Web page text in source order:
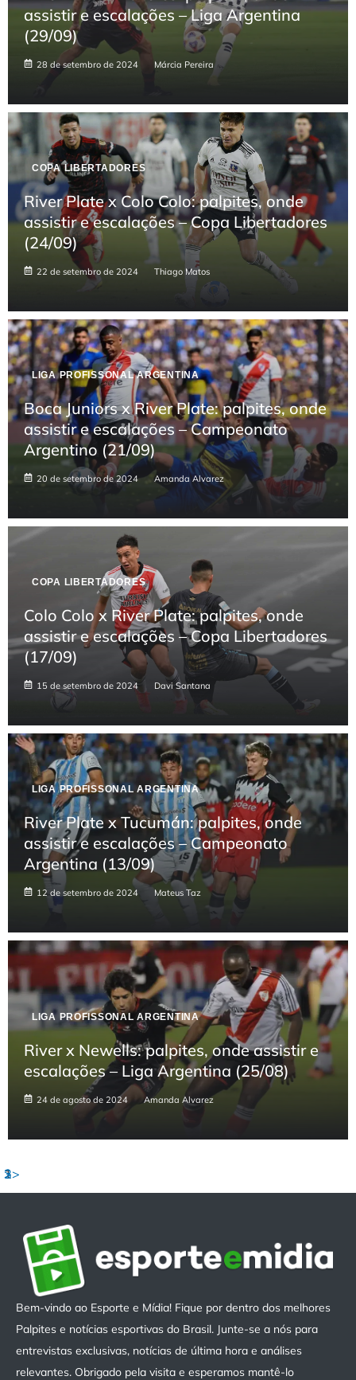
assistir e escalações – Liga Argentina
(29/09)
28 de setembro de 2024 Márcia Pereira
COPA LIBERTADORES
River Plate x Colo Colo: palpites, onde
assistir e escalações – Copa Libertadores
(24/09)
22 de setembro de 2024 Thiago Matos
LIGA PROFISSONAL ARGENTINA
Boca Juniors x River Plate: palpites, onde
assistir e escalações – Campeonato
Argentino (21/09)
20 de setembro de 2024 Amanda Alvarez
COPA LIBERTADORES
Colo Colo x River Plate: palpites, onde
assistir e escalações – Copa Libertadores
(17/09)
15 de setembro de 2024 Davi Santana
LIGA PROFISSONAL ARGENTINA
River Plate x Tucumán: palpites, onde
assistir e escalações – Campeonato
Argentina (13/09)
12 de setembro de 2024 Mateus Taz
LIGA PROFISSONAL ARGENTINA
River x Newells: palpites, onde assistir e
escalações – Liga Argentina (25/08)
24 de agosto de 2024 Amanda Alvarez
1
2
3
>>
Bem-vindo ao Esporte e Mídia! Fique por dentro dos melhores
Palpites e notícias esportivas do Brasil. Junte-se a nós para
entrevistas exclusivas, notícias de última hora e análises
relevantes. Obrigado pela visita e esperamos mantê-lo